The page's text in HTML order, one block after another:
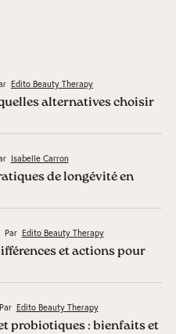
Edito Beauty Therapy
alternatives choisir
Isabelle Carron
de longévité en
Par Edito Beauty Therapy
et actions pour
Par Edito Beauty Therapy
probiotiques : bienfaits et